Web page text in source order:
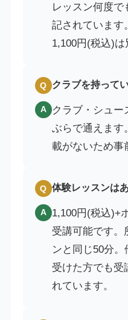
レッスン何度で
記されています
1,100円(税込)は
Q クラブを持って
A クラブ・シュー
ぶらで通えます
載がないため事
Q 体験レッスンは
A 1,100円(税込)+
受講可能です。
ンと同じ50分
受けた方でも受
れています。